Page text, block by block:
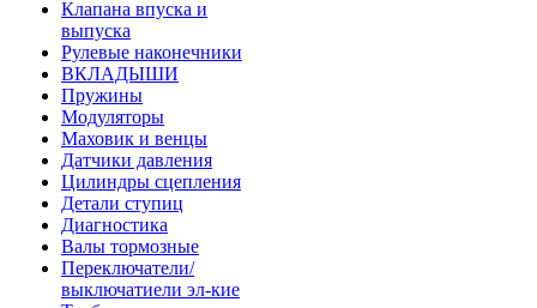
Клапана впуска и
выпуска
Рулевые наконечники
ВКЛАДЫШИ
Пружины
Модуляторы
Маховик и венцы
Датчики давления
Цилиндры сцепления
Детали ступиц
Диагностика
Валы тормозные
Переключатели/
выключатиели эл-кие